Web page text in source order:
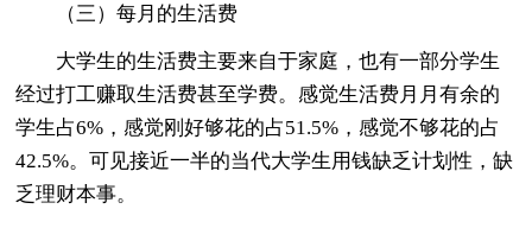
（三）每月的生活费
大学生的生活费主要来自于家庭，也有一部分学生
经过打工赚取生活费甚至学费。感觉生活费月月有余的
学生占6%，感觉刚好够花的占51.5%，感觉不够花的占
42.5%。可见接近一半的当代大学生用钱缺乏计划性，缺
乏理财本事。